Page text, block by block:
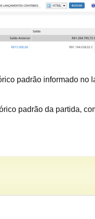
padrão informado no
padrão da partida,